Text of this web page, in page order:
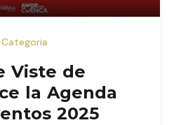
Categoria
Viste de
la Agenda
2025